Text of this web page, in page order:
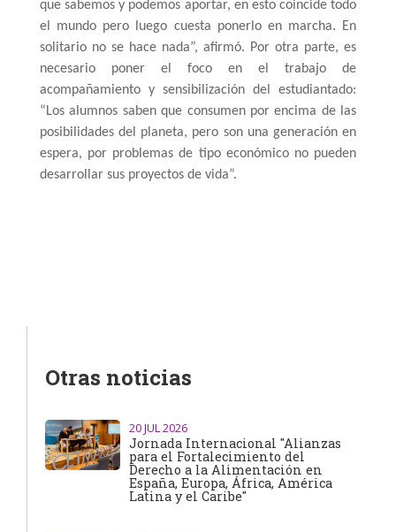
que sabemos y podemos aportar, en esto coincide todo
el mundo pero luego cuesta ponerlo en marcha. En
solitario no se hace nada”, afirmó. Por otra parte, es
necesario poner el foco en el trabajo de
acompañamiento y sensibilización del estudiantado:
“Los alumnos saben que consumen por encima de las
posibilidades del planeta, pero son una generación en
espera, por problemas de tipo económico no pueden
desarrollar sus proyectos de vida”.
Otras noticias
20JUL 2026
Jornada Internacional "Alianzas
para el Fortalecimiento del
Derecho a la Alimentación en
España, Europa, África, América
Latina y el Caribe"